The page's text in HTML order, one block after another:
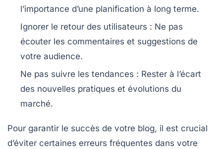
l’importance d’une planification à long terme.
Ignorer le retour des utilisateurs : Ne pas
écouter les commentaires et suggestions de
votre audience.
Ne pas suivre les tendances : Rester à l’écart
des nouvelles pratiques et évolutions du
marché.
Pour garantir le succès de votre blog, il est crucial
d’éviter certaines erreurs fréquentes dans votre